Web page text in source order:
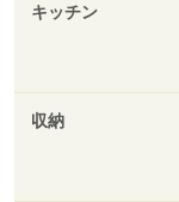
キッチン
収納